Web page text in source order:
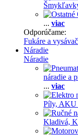
... viac
Odporúčame:
Fukáre a
Náradie
Náradie
náradie a
... viac
Píly, AKU
Kladivá,